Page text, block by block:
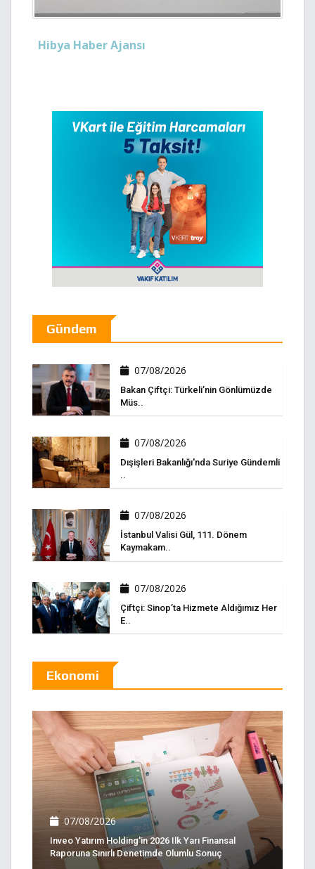
Hibya Haber Ajansı
Gündem
07/08/2026
Bakan Çiftçi: Türkeli’nin Gönlümüzde
Müs..
07/08/2026
Dışişleri Bakanlığı'nda Suriye Gündemli
..
07/08/2026
İstanbul Valisi Gül, 111. Dönem
Kaymakam..
07/08/2026
Çiftçi: Sinop’ta Hizmete Aldığımız Her
E..
Ekonomi
07/08/2026
Inveo Yatırım Holding'in 2026 Ilk Yarı Finansal
Raporuna Sınırlı Denetimde Olumlu Sonuç